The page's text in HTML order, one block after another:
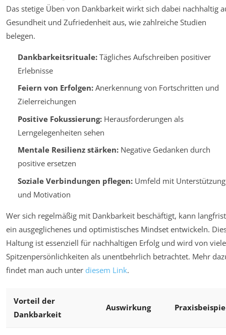
Das stetige Üben von Dankbarkeit wirkt sich dabei nachhaltig
Gesundheit und Zufriedenheit aus, wie zahlreiche Studien
belegen.
Dankbarkeitsrituale:Tägliches Aufschreiben positiver
Erlebnisse
Feiern von Erfolgen:Anerkennung von Fortschritten und
Zielerreichungen
Positive Fokussierung:Herausforderungen als
Lerngelegenheiten sehen
Mentale Resilienz stärken:Negative Gedanken durch
positive ersetzen
Soziale Verbindungen pflegen:Umfeld mit Unterstützung
und Motivation
Wer sich regelmäßig mit Dankbarkeit beschäftigt, kann
ein ausgeglichenes und optimistisches Mindset entwickeln.
Haltung ist essenziell für nachhaltigen Erfolg und wird von
Spitzenpersönlichkeiten als unentbehrlich betrachtet. Mehr
findet man auch unter diesem Link.
Vorteil der
Dankbarkeit
Auswirkung